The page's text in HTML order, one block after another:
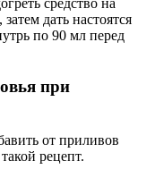
дать настоятся
по 90 мл перед
при
от приливов
рецепт.